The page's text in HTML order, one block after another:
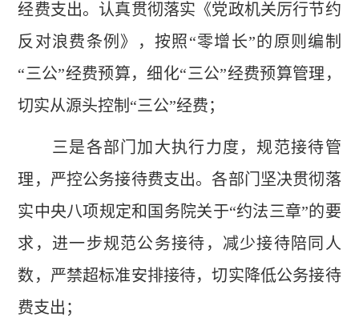
经费支出。认真贯彻落实《党政机关厉行节约
反对浪费条例》，按照“零增长”的原则编制
“三公”经费预算，细化“三公”经费预算管理，
切实从源头控制“三公”经费；
三是各部门加大执行力度，规范接待管
理，严控公务接待费支出。各部门坚决贯彻落
实中央八项规定和国务院关于“约法三章”的要
求，进一步规范公务接待，减少接待陪同人
数，严禁超标准安排接待，切实降低公务接待
费支出；